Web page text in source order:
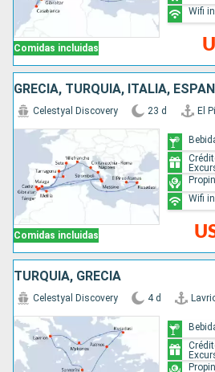
Comidas incluidas
Wifi
Comidas incluidas
Celestyal Discovery 23 d El
Wifi
TURQUÍA, GRECIA
Celestyal Discovery 4 d